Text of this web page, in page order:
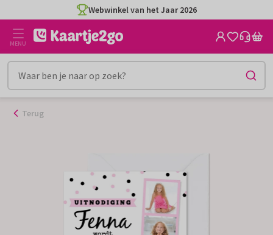
naar
inhoud
Webwinkel van het Jaar 2026
MENU
Terug